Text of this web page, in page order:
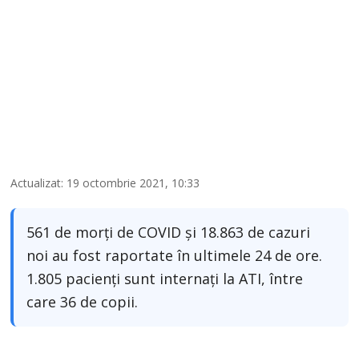
Actualizat: 19 octombrie 2021, 10:33
561 de morți de COVID și 18.863 de cazuri
noi au fost raportate în ultimele 24 de ore.
1.805 pacienți sunt internați la ATI, între
care 36 de copii.